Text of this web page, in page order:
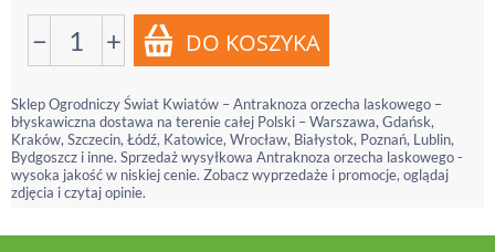
− +
Sklep Ogrodniczy Świat Kwiatów – Antraknoza orzecha laskowego –
błyskawiczna dostawa na terenie całej Polski – Warszawa, Gdańsk,
Kraków, Szczecin, Łódź, Katowice, Wrocław, Białystok, Poznań, Lublin,
Bydgoszcz i inne. Sprzedaż wysyłkowa Antraknoza orzecha laskowego -
wysoka jakość w niskiej cenie. Zobacz wyprzedaże i promocje, oglądaj
zdjęcia i czytaj opinie.